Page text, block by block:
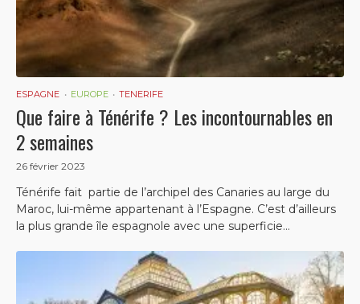
ESPAGNE EUROPE TENERIFE
Que faire à Ténérife ? Les incontournables en
2 semaines
26 février 2023
Ténérife fait partie de l’archipel des Canaries au large du
Maroc, lui-même appartenant à l’Espagne. C’est d’ailleurs
la plus grande île espagnole avec une superficie...